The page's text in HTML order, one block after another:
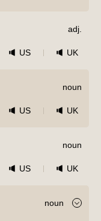
adj.
US UK
noun
US UK
noun
US UK
noun